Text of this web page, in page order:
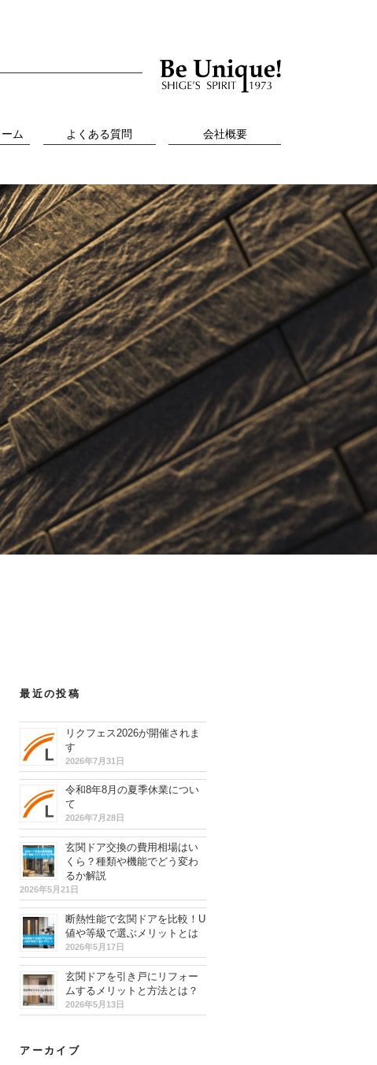
ム よくある質問 会社概要
最近の投稿
リクフェス2026が開催されま
す
2026年7月31日
令和8年8月の夏季休業につい
て
2026年7月28日
玄関ドア交換の費用相場はい
くら？種類や機能でどう変わ
るか解説
2026年5月21日
断熱性能で玄関ドアを比較！U
値や等級で選ぶメリットとは
2026年5月17日
玄関ドアを引き戸にリフォー
ムするメリットと方法とは？
2026年5月13日
アーカイブ